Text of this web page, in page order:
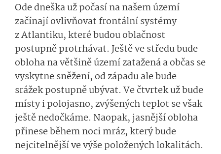
Ode dneška už počasí na našem území
začínají ovlivňovat frontální systémy
z Atlantiku, které budou oblačnost
postupně protrhávat. Ještě ve středu bude
obloha na většině území zatažená a občas se
vyskytne sněžení, od západu ale bude
srážek postupně ubývat. Ve čtvrtek už bude
místy i polojasno, zvýšených teplot se však
ještě nedočkáme. Naopak, jasnější obloha
přinese během noci mráz, který bude
nejcitelnější ve výše položených lokalitách.